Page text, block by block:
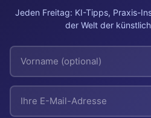
Jeden Freitag: KI-Tipps, Praxis-
der Welt der